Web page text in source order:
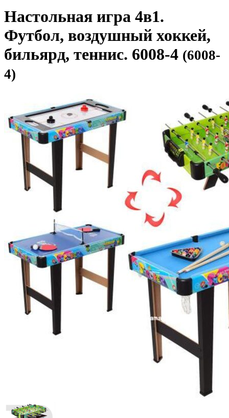
Настольная игра 4в1.
Футбол, воздушный хоккей,
бильярд, теннис. 6008-4 (6008-
4)